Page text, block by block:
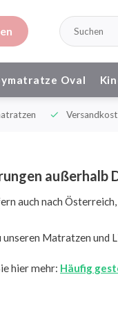
Oval
außerhalb
auch nach
unseren Matratzen und
hier mehr: Häufig